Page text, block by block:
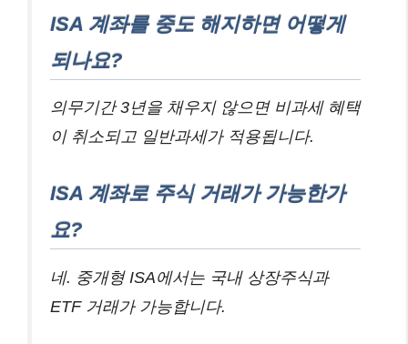
ISA 계좌를 중도 해지하면 어떻게
되나요?
의무기간 3년을 채우지 않으면 비과세 혜택
이 취소되고 일반과세가 적용됩니다.
ISA 계좌로 주식 거래가 가능한가
요?
네. 중개형 ISA에서는 국내 상장주식과
ETF 거래가 가능합니다.